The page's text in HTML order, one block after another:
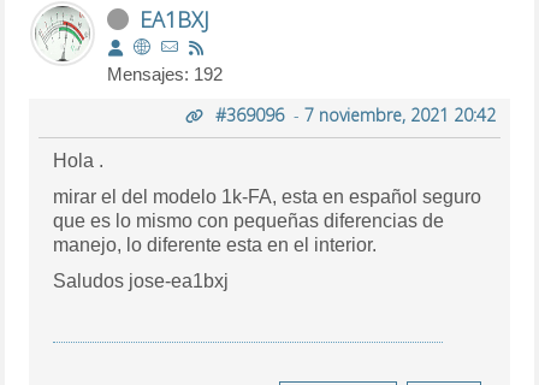
EA1BXJ
Mensajes: 192
#369096- 7 noviembre, 2021 20:42
Hola .
mirar el del modelo 1k-FA, esta en español seguro
que es lo mismo con pequeñas diferencias de
manejo, lo diferente esta en el interior.
Saludos jose-ea1bxj